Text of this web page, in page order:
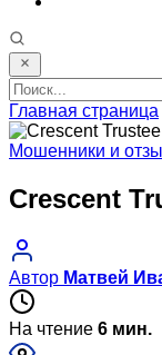
Главная страница
Мошенники и
Crescent
Автор Матвей
На чтение 6 мин.